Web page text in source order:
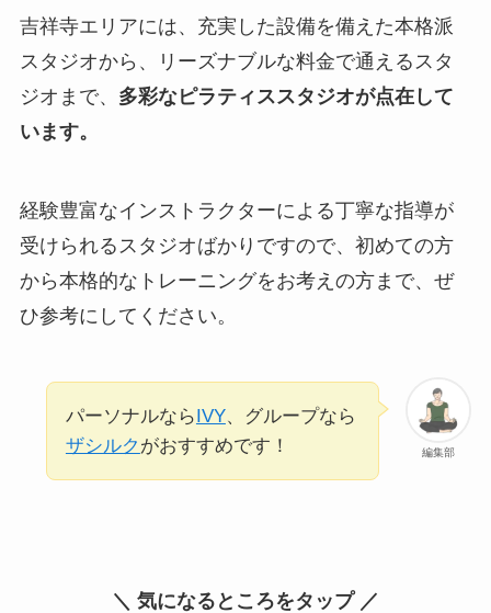
吉祥寺エリアには、充実した設備を備えた本格派
スタジオから、リーズナブルな料金で通えるスタ
ジオまで、 多彩なピラティススタジオが点在して
います。
経験豊富なインストラクターによる丁寧な指導が
受けられるスタジオばかりですので、初めての方
から本格的なトレーニングをお考えの方まで、ぜ
ひ参考にしてください。
編集部
パーソナルなら IVY、グループなら
ザシルク がおすすめです！
＼ 気になるところをタップ ／